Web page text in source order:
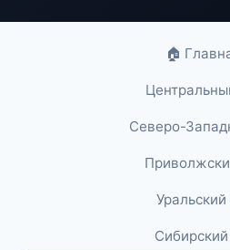
🏠
Северо-